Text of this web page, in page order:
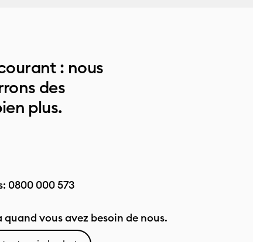
: nous
des
plus.
0800 000 573
quand vous avez besoin de nous.